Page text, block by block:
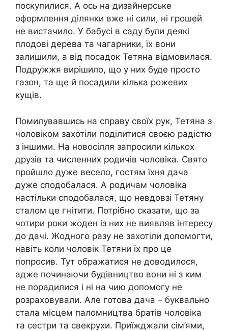
поскупилися. А ось на дизайнерське
оформлення ділянки вже ні сили, ні грошей
не вистачило. У бабусі в саду були деякі
плодові дерева та чагарники, їх вони
залишили, а від посадок Тетяна відмовилася.
Подружжя вирішило, що у них буде просто
газон, та ще й посадили кілька рожевих
кущів.
Помилувавшись на справу своїх рук, Тетяна з
чоловіком захотіли поділитися своєю радістю
з іншими. На новосілля запросили кількох
друзів та численних родичів чоловіка. Свято
пройшло дуже весело, гостям їхня дача
дуже сподобалася. А родичам чоловіка
настільки сподобалася, що невдовзі Тетяну
сталом це гнітити. Потрібно сказати, що за
чотири роки жоден із них не виявляв інтересу
до дачі. Жодного разу не захотіли допомогти,
навіть коли чоловік Тетяни їх про це
попросив. Тут ображатися не доводилося,
адже починаючи будівництво вони ні з ким
не порадилися і ні на чию допомогу не
розраховували. Але готова дача – буквально
стала місцем паломництва братів чоловіка
та сестри та свекрухи. Приїжджали сім’ями,